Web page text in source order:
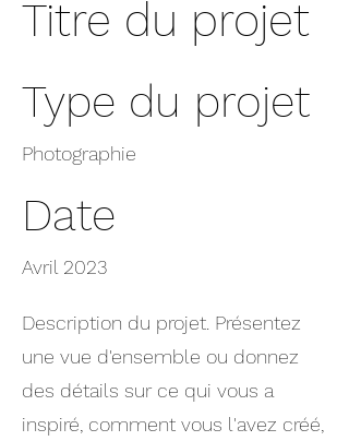
Titre du projet
Type du projet
Photographie
Date
Avril 2023
Description du projet. Présentez
une vue d'ensemble ou donnez
des détails sur ce qui vous a
inspiré, comment vous l'avez créé,